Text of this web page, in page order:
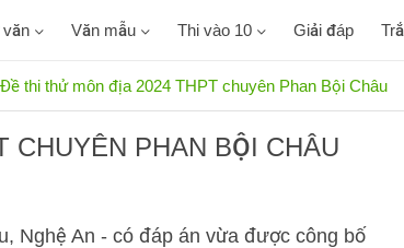
văn Văn mẫu Thi vào 10 Giải đáp
Đề thi thử môn địa 2024 THPT chuyên Phan Bội Châu
CHUYÊN PHAN BỘI CHÂU
Nghệ An - có đáp án vừa được công bố